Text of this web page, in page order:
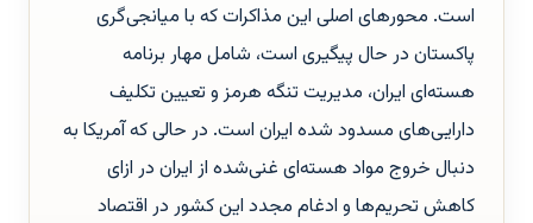
است. محورهای اصلی این مذاکرات که با میانجی‌گری
پاکستان در حال پیگیری است، شامل مهار برنامه
هسته‌ای ایران، مدیریت تنگه هرمز و تعیین تکلیف
دارایی‌های مسدود شده ایران است. در حالی که آمریکا به
دنبال خروج مواد هسته‌ای غنی‌شده از ایران در ازای
کاهش تحریم‌ها و ادغام مجدد این کشور در اقتصاد